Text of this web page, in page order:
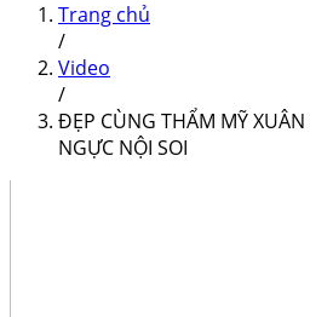
Trang chủ
/
Video
/
ĐẸP CÙNG THẨM MỸ
NGỰC NỘI SOI